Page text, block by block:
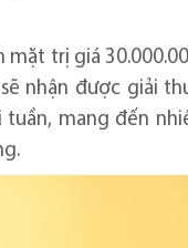
trị giá
nhận được giải
mang đến